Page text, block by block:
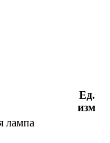
Ед.
изм
лампа